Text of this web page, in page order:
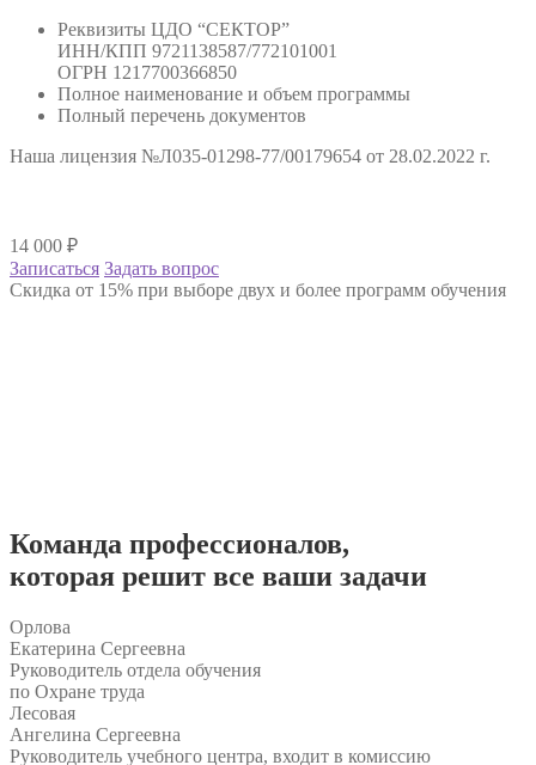
Реквизиты ЦДО “СЕКТОР”
ИНН/КПП 9721138587/772101001
ОГРН 1217700366850
Полное наименование и объем программы
Полный перечень документов
Наша лицензия №Л035-01298-77/00179654 от 28.02.2022 г.
14 000 ₽
Записаться Задать вопрос
Скидка от 15% при выборе двух и более программ обучения
Команда профессионалов,
которая решит все ваши задачи
Орлова
Екатерина Сергеевна
Руководитель отдела обучения
по Охране труда
Лесовая
Ангелина Сергеевна
Руководитель учебного центра, входит в комиссию